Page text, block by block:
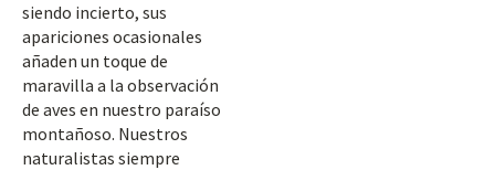
siendo incierto, sus
apariciones ocasionales
añaden un toque de
maravilla a la observación
de aves en nuestro paraíso
montañoso. Nuestros
naturalistas siempre